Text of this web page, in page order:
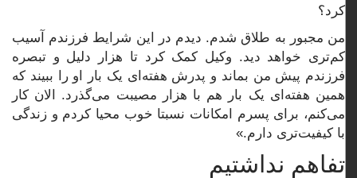
کرد؟
من مجبور به طلاق شدم. دیدم در این شرایط فرزندم آسیب
کم‌تری خواهد دید. وکیل کمک کرد تا هزار دلیل و تبصره
فرزندم پیش من بماند و پدرش هفته‌ای یک بار او را ببیند که
همین هفته‌ای یک بار هم با هزار مصیبت می‌گذرد. الان کار
می‌کنم، برای پسرم امکانات نسبتا خوب محیا کردم و زندگی
با کیفیت‌تری دارم.»
تفاهم نداشتیم